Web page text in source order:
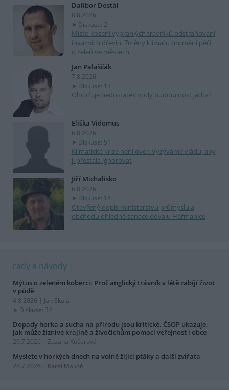
Dalibor Dostál
8.8.2026
Diskuse: 2
Místo kosení vyprahlých trávníků odstraňování
invazních dřevin. Změny klimatu promění péči
o zeleň ve městech
Jan Palaščák
7.8.2026
Diskuse: 13
Ohrožuje nedostatek vody budoucnost jádra?
Eliška Vidomus
6.8.2026
Diskuse: 51
Klimatická krize není over. Vyzýváme vládu, aby
ji přestala ignorovat
Jiří Michalisko
6.8.2026
Diskuse: 18
Otevřený dopis ministerstvu průmyslu a
obchodu ohledně sanace odvalu Heřmanice
rady a návody
Mýtus o zeleném koberci: Proč anglický trávník v létě zabíjí život
v půdě
4.8.2026 | Jan Skala
Diskuse: 34
Dopady horka a sucha na přírodu jsou kritické. ČSOP ukazuje,
jak může žíznivé krajině a živočichům pomoci veřejnost i obce
29.7.2026 | Zuzana Kučerová
Myslete v horkých dnech na volně žijící ptáky a další zvířata
28.7.2026 | Karel Makoň